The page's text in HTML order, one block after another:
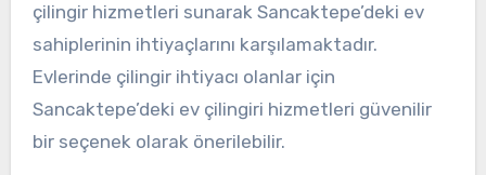
çilingir hizmetleri sunarak Sancaktepe’deki ev
sahiplerinin ihtiyaçlarını karşılamaktadır.
Evlerinde çilingir ihtiyacı olanlar için
Sancaktepe’deki ev çilingiri hizmetleri güvenilir
bir seçenek olarak önerilebilir.